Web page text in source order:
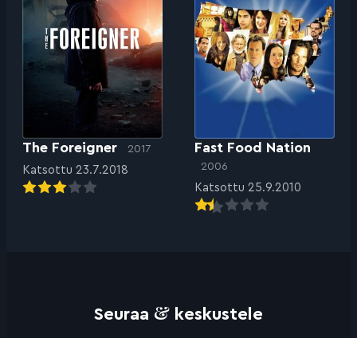
The Foreigner 2017
Katsottu 23.7.2018
Fast Food Nation
2006
Katsottu 25.9.2010
Seuraa & keskustele